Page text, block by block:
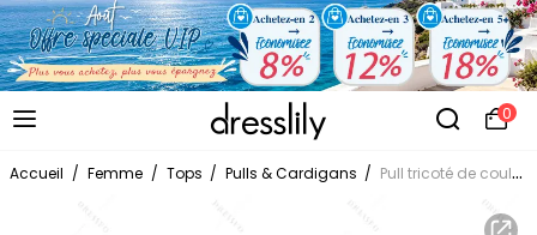
0
Accueil / Femme / Tops / Pulls & Cardigans / Pull tricoté de couleur unie, épaules dénudées, manches lanternes